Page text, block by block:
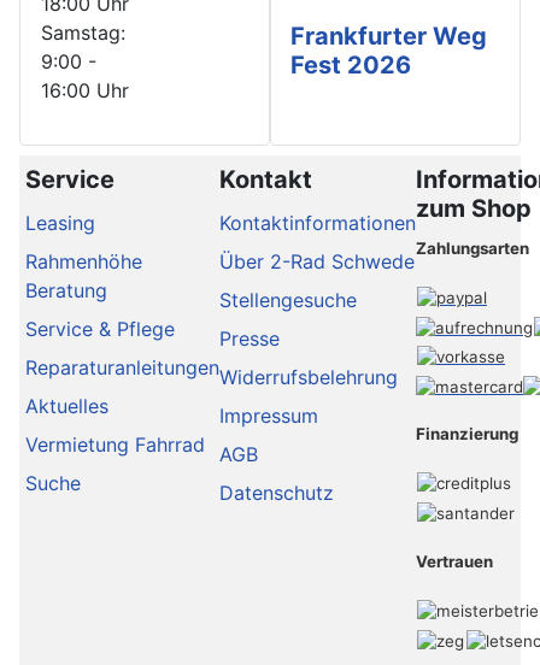
Samstag:
9:00 -
16:00 Uhr
Frankfurter Weg
Fest 2026
Service
Leasing
Rahmenhöhe
Beratung
Service & Pflege
Reparaturanleitungen
Aktuelles
Vermietung Fahrrad
Suche
Kontakt
Kontaktinformationen
Über 2-Rad Schwede
Stellengesuche
Presse
Widerrufsbelehrung
Impressum
AGB
Datenschutz
zum Shop
Zahlungsarten
Finanzierung
Vertrauen